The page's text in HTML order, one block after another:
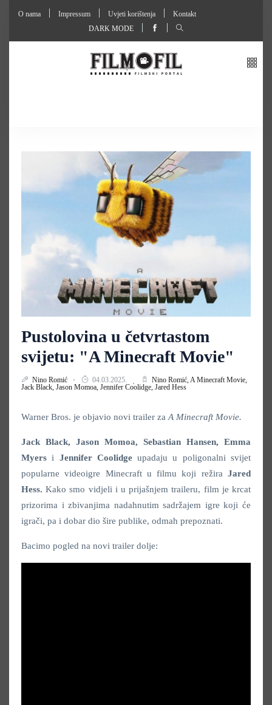
O nama Impressum Uvjeti korištenja
Kontakt
DARK MODE
Pustolovina u četvrtastom
svijetu: "A Minecraft Movie"
Nino Romić 04.03.2025. Nino Romić, A Minecraft Movie,
Jack Black, Jason Momoa, Jennifer Coolidge, Jared Hess
Warner Bros. je objavio novi trailer za A Minecraft Movie.
Jack Black, Jason Momoa, Sebastian Hansen, Emma
Myersi Jennifer Coolidgeupadaju u poligonalni svijet
popularne videoigre Minecraft u filmu koji režira Jared
Hess.Kako smo vidjeli i u prijašnjem traileru, film je krcat
prizorima i zbivanjima nadahnutim sadržajem igre koji će
igrači, pa i dobar dio šire publike, odmah prepoznati.
Bacimo pogled na novi trailer dolje: